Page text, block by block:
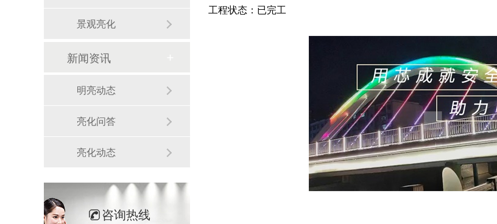
工程状态：已完工
景观亮化
新闻资讯
明亮动态
亮化问答
亮化动态
咨询热线